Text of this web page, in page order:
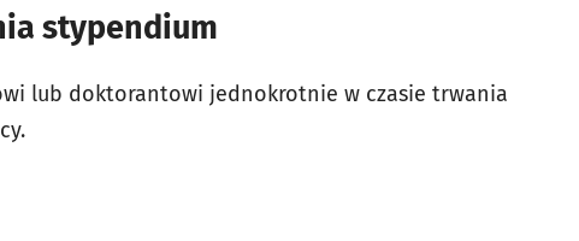
stypendium
lub doktorantowi jednokrotnie w czasie trwania